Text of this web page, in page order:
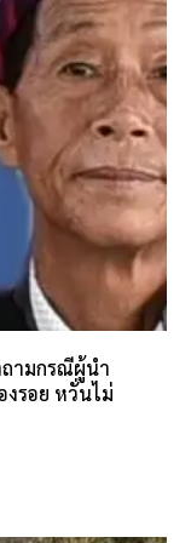
ามกรณีผู้นำ
รอย หวั่นไม่